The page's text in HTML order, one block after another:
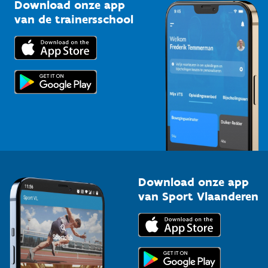
Bedrijven
Trainers en begeleiders
Topsporters
Downloads
Voor de pers
Download onze app
van de trainersschool
Download onze app
van Sport Vlaanderen